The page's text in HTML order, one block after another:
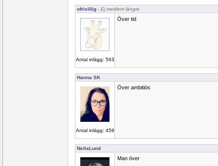
ofrivillig - Ej medlem längre
Antal inlägg: 563
Över tid
Hanna SK
Antal inlägg: 459
Över ambitiös
NellaLund
Man över